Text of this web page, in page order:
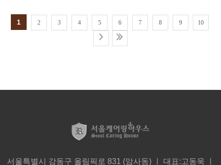
1 2 3 4 5 6 7 8 9 10
서울특별시 강동구 올림픽로 831 (암사동) ㅣ 대표:고동욱 ㅣ